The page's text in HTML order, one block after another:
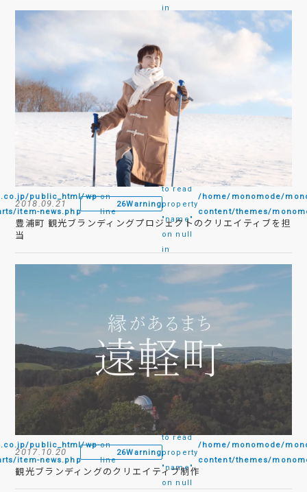
in
2018.09.21
public_html/wp-
item-news.php
on
line
26Warning
Attempt
to read
property
"name"
on null
in
/home/monomode/
content/themes/
豊浦町 観光ブランディングプロジェクトのクリエイティブを担
当
2017.10.20
public_html/wp-
item-news.php
on
line
26Warning
Attempt
to read
property
"name"
on null
/home/monomode/
content/themes/
観光ブランディングのクリエイティブ制作